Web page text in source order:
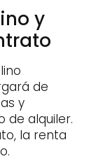
y
de
y
de alquiler.
la renta